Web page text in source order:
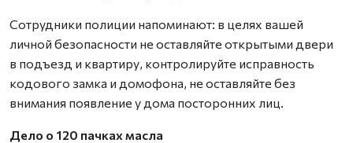
Сотрудники полиции напоминают: в целях вашей
личной безопасности не оставляйте открытыми двери
в подъезд и квартиру, контролируйте исправность
кодового замка и домофона, не оставляйте без
внимания появление у дома посторонних лиц.
Дело о 120 пачках масла